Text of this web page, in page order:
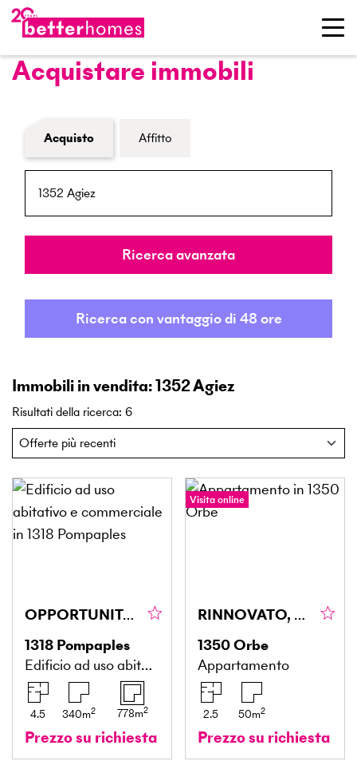
Acquistare immobili
Modulo di ricerca immobiliare
Acquisto Affitto
NPA / Località
Raggio
Ricerca avanzata
Ricerca con vantaggio di 48 ore
Immobili in vendita: 1352 Agiez
Risultati della ricerca: 6
OPPORTUNITÀ RARA DA COGLIERE
1318 Pompaples
Edificio ad uso abitativo e commerciale
4.5 340m2 778m2
Prezzo su richiesta
Visita online
RINNOVATO, CENTRALE E REDDITIZIO
1350Orbe
Appartamento
2.5 50m2
Prezzo su richiesta